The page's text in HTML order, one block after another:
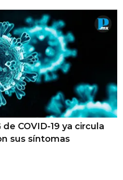
COVID-19 ya circula
sus síntomas